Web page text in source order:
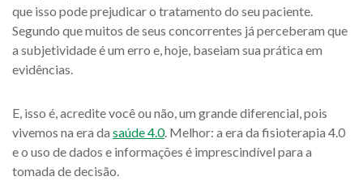
que isso pode prejudicar o tratamento do seu paciente.
Segundo que muitos de seus concorrentes já perceberam que
a subjetividade é um erro e, hoje, baseiam sua prática em
evidências.
E, isso é, acredite você ou não, um grande diferencial, pois
vivemos na era da saúde 4.0. Melhor: a era da fisioterapia 4.0
e o uso de dados e informações é imprescindível para a
tomada de decisão.